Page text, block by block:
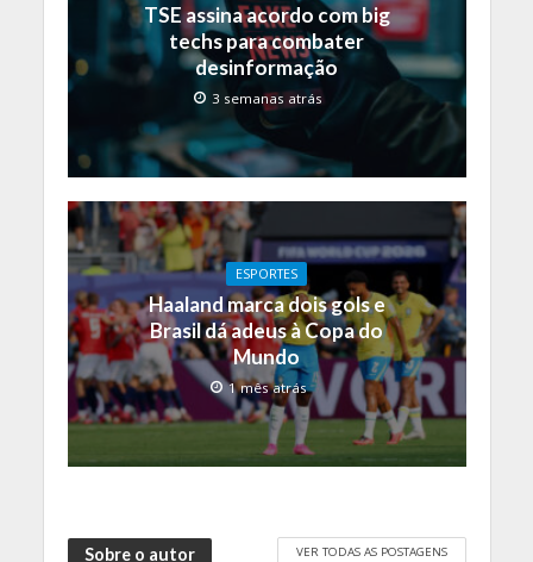
TSE assina acordo com big
techs para combater
desinformação
3 semanas atrás
ESPORTES
Haaland marca dois gols e
Brasil dá adeus à Copa do
Mundo
1 mês atrás
Sobre o autor VER TODAS AS POSTAGENS